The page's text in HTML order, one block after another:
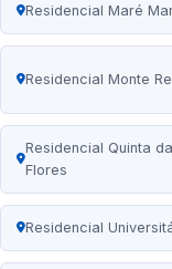
Residencial Maré
Residencial Monte
Residencial Quinta
Flores
Residencial